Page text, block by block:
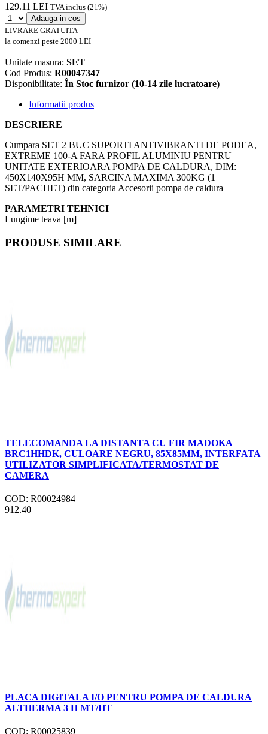
129.11 LEI TVA inclus (21%)
Adauga in cos
LIVRARE GRATUITA
la comenzi peste 2000 LEI
Unitate masura: SET
Cod Produs: R00047347
Disponibilitate: În Stoc furnizor (10-14 zile lucratoare)
Informatii produs
DESCRIERE
Cumpara SET 2 BUC SUPORTI ANTIVIBRANTI DE PODEA,
EXTREME 100-A FARA PROFIL ALUMINIU PENTRU
UNITATE EXTERIOARA POMPA DE CALDURA, DIM:
450X140X95H MM, SARCINA MAXIMA 300KG (1
SET/PACHET) din categoria Accesorii pompa de caldura
PARAMETRI TEHNICI
Lungime teava [m]
PRODUSE SIMILARE
TELECOMANDA LA DISTANTA CU FIR MADOKA
BRC1HHDK, CULOARE NEGRU, 85X85MM, INTERFATA
UTILIZATOR SIMPLIFICATA/TERMOSTAT DE
CAMERA
COD: R00024984
912.40
PLACA DIGITALA I/O PENTRU POMPA DE CALDURA
ALTHERMA 3 H MT/HT
COD: R00025839